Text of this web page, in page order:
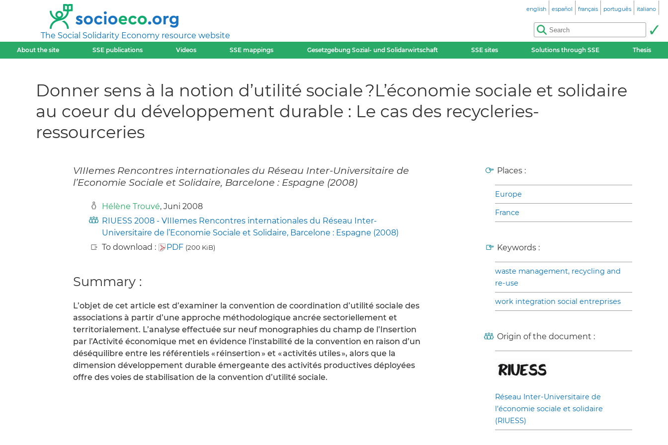
The Social Solidarity Economy resource website
english español français português italiano
About the site SSE publications Videos SSE mappings Gesetzgebung Sozial- und Solidarwirtschaft SSE sites Solutions through SSE Thesis
Donner sens à la notion d’utilité sociale ?L’économie sociale et solidaire
au coeur du développement durable : Le cas des recycleries-
ressourceries
VIIIemes Rencontres internationales du Réseau Inter-Universitaire de
l’Economie Sociale et Solidaire, Barcelone : Espagne (2008)
Hélène Trouvé, Juni 2008
RIUESS 2008 - VIIIemes Rencontres internationales du Réseau Inter-
Universitaire de l’Economie Sociale et Solidaire, Barcelone : Espagne (2008)
To download :
PDF (200 KiB)
Summary :
L’objet de cet article est d’examiner la convention de coordination d’utilité sociale des
associations à partir d’une approche méthodologique ancrée sectoriellement et
territorialement. L’analyse effectuée sur neuf monographies du champ de l’Insertion
par l’Activité économique met en évidence l’instabilité de la convention en raison d’un
déséquilibre entre les référentiels « réinsertion » et « activités utiles », alors que la
dimension développement durable émergeante des activités productives déployées
offre des voies de stabilisation de la convention d’utilité sociale.
Places :
Europe
France
Keywords :
waste management, recycling and
re-use
work integration social entreprises
Origin of the document :
Réseau Inter-Universitaire de
l’économie sociale et solidaire
(RIUESS)